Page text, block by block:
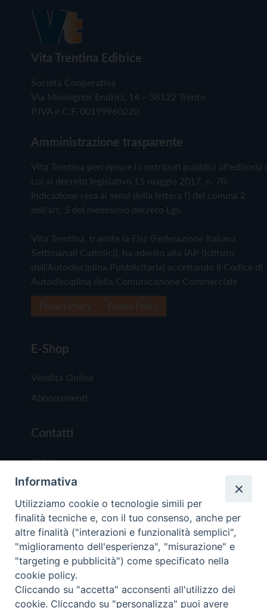
Vita Trentina Editrice
Società Cooperativa
Via Monsignor Endrici, 14 – 38122 Trento
P.IVA e C.F. 00199960220
Amministrazione trasparente
Vita Trentina percepisce i contributi pubblici all'editoria
cui al decreto legislativo 15 maggio 2017, n. 70.
Indicazione resa ai sensi della lettera f) del comma 2
dell'art. 5 del medesimo decreto Lgs.
Vita Trentina, tramite la Fisc (Federazione Italiana
Settimanali Cattolici), ha aderito allo IAP (Istituto
dell'Autodisciplina Pubblicitaria) accettando il Codice di
Autodisciplina della Comunicazione Commerciale
E-Shop
Vendita Online
Abbonamenti
Contatti
Chi Siamo
Redazione
Scrivici
Copyright © 2019 - Tutti i diritti riservati - Vita
Trentina Editrice
Informativa
Utilizziamo cookie o tecnologie simili per
finalità tecniche e, con il tuo consenso, anche per
altre finalità ("interazioni e funzionalità semplici",
"miglioramento dell'esperienza", "misurazione" e
"targeting e pubblicità") come specificato nella
cookie policy.
Cliccando su "accetta" acconsenti all'utilizzo dei
cookie. Cliccando su "personalizza" puoi avere